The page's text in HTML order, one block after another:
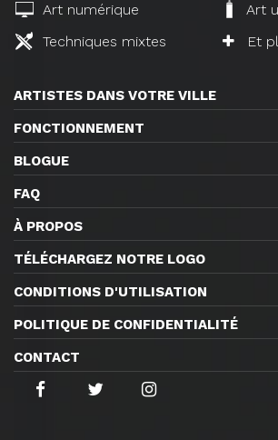
Art numérique
Art
Techniques mixtes
Et
ARTISTES DANS VOTRE VILLE
FONCTIONNEMENT
BLOGUE
FAQ
À PROPOS
TÉLÉCHARGEZ NOTRE LOGO
CONDITIONS D'UTILISATION
POLITIQUE DE CONFIDENTIALITÉ
CONTACT